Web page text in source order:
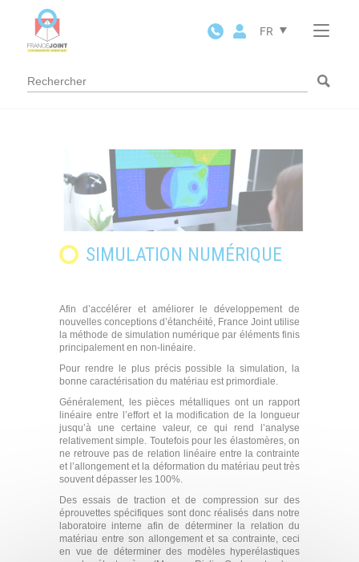
FR
SIMULATION NUMÉRIQUE
Afin d’accélérer et améliorer le développement de
nouvelles conceptions d’étanchéité, France Joint utilise
la méthode de simulation numérique par éléments finis
principalement en non-linéaire.
Pour rendre le plus précis possible la simulation, la
bonne caractérisation du matériau est primordiale.
Généralement, les pièces métalliques ont un rapport
linéaire entre l’effort et la modification de la longueur
jusqu’à une certaine valeur, ce qui rend l’analyse
relativement simple. Toutefois pour les élastomères, on
ne retrouve pas de relation linéaire entre la contrainte
et l’allongement et la déformation du matériau peut très
souvent dépasser les 100%.
Des essais de traction et de compression sur des
éprouvettes spécifiques sont donc réalisés dans notre
laboratoire interne afin de déterminer la relation du
matériau entre son allongement et sa contrainte, ceci
en vue de déterminer des modèles hyperélastiques